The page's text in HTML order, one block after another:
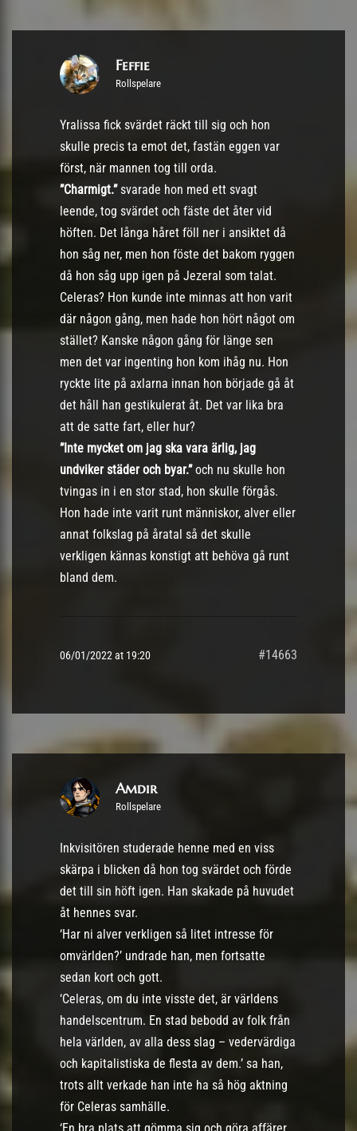
Feffie
Rollspelare
Yralissa fick svärdet räckt till sig och hon
skulle precis ta emot det, fastän eggen var
först, när mannen tog till orda.
”Charmigt.”svarade hon med ett svagt
leende, tog svärdet och fäste det åter vid
höften. Det långa håret föll ner i ansiktet då
hon såg ner, men hon föste det bakom ryggen
då hon såg upp igen på Jezeral som talat.
Celeras? Hon kunde inte minnas att hon varit
där någon gång, men hade hon hört något om
stället? Kanske någon gång för länge sen
men det var ingenting hon kom ihåg nu. Hon
ryckte lite på axlarna innan hon började gå åt
det håll han gestikulerat åt. Det var lika bra
att de satte fart, eller hur?
”Inte mycket om jag ska vara ärlig, jag
undviker städer och byar.”och nu skulle hon
tvingas in i en stor stad, hon skulle förgås.
Hon hade inte varit runt människor, alver eller
annat folkslag på åratal så det skulle
verkligen kännas konstigt att behöva gå runt
bland dem.
06/01/2022 at 19:20 #14663
Amdir
Rollspelare
Inkvisitören studerade henne med en viss
skärpa i blicken då hon tog svärdet och förde
det till sin höft igen. Han skakade på huvudet
åt hennes svar.
‘Har ni alver verkligen så litet intresse för
omvärlden?’ undrade han, men fortsatte
sedan kort och gott.
‘Celeras, om du inte visste det, är världens
handelscentrum. En stad bebodd av folk från
hela världen, av alla dess slag – vedervärdiga
och kapitalistiska de flesta av dem.’ sa han,
trots allt verkade han inte ha så hög aktning
för Celeras samhälle.